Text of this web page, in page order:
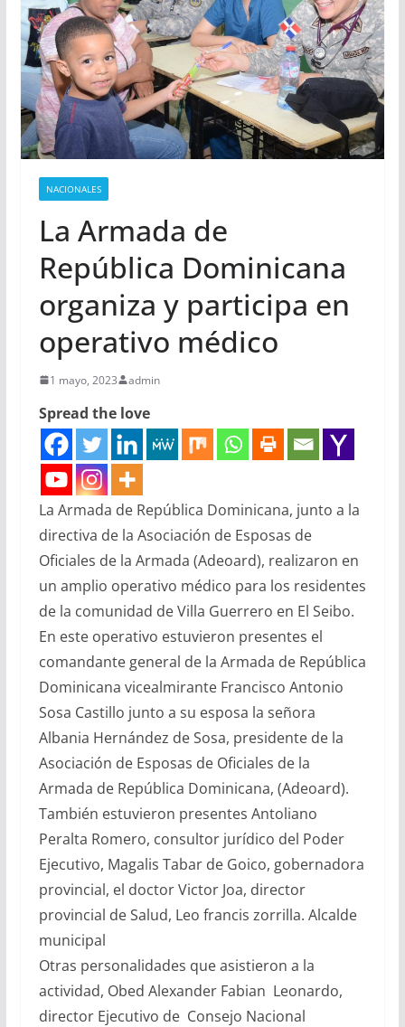
NACIONALES
La Armada de
República Dominicana
organiza y participa en
operativo médico
1 mayo, 2023 admin
Spread the love
La Armada de República Dominicana, junto a la
directiva de la Asociación de Esposas de
Oficiales de la Armada (Adeoard), realizaron en
un amplio operativo médico para los residentes
de la comunidad de Villa Guerrero en El Seibo.
En este operativo estuvieron presentes el
comandante general de la Armada de República
Dominicana vicealmirante Francisco Antonio
Sosa Castillo junto a su esposa la señora
Albania Hernández de Sosa, presidente de la
Asociación de Esposas de Oficiales de la
Armada de República Dominicana, (Adeoard).
También estuvieron presentes Antoliano
Peralta Romero, consultor jurídico del Poder
Ejecutivo, Magalis Tabar de Goico, gobernadora
provincial, el doctor Victor Joa, director
provincial de Salud, Leo francis zorrilla. Alcalde
municipal
Otras personalidades que asistieron a la
actividad, Obed Alexander Fabian Leonardo,
director Ejecutivo de Consejo Nacional